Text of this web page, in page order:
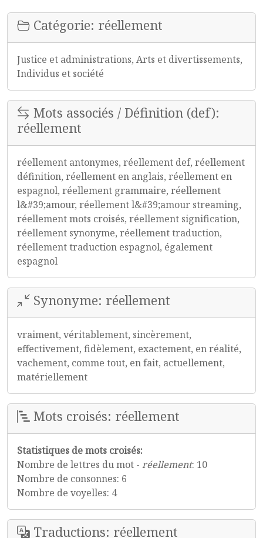
Catégorie: réellement
Justice et administrations, Arts et divertissements,
Individus et société
Mots associés / Définition (def):
réellement
réellement antonymes, réellement def, réellement
définition, réellement en anglais, réellement en
espagnol, réellement grammaire, réellement
l&#39;amour, réellement l&#39;amour streaming,
réellement mots croisés, réellement signification,
réellement synonyme, réellement traduction,
réellement traduction espagnol, également
espagnol
Synonyme: réellement
vraiment, véritablement, sincèrement,
effectivement, fidèlement, exactement, en réalité,
vachement, comme tout, en fait, actuellement,
matériellement
Mots croisés: réellement
Statistiques de mots croisés:
Nombre de lettres du mot - réellement: 10
Nombre de consonnes: 6
Nombre de voyelles: 4
Traductions: réellement